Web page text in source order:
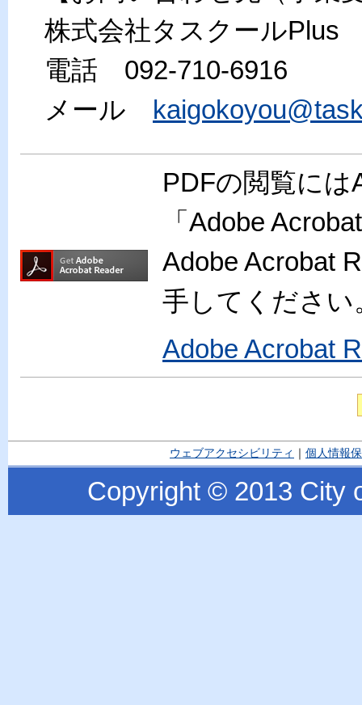
株式会社タスクールPlus
電話 092-710-6916
メール
PDFの閲覧に
「Adobe
Adobe Acrobat
手してください
Adobe Acrobat
ウェブアクセシビリティ 個人情報
Copyright © 2013 City